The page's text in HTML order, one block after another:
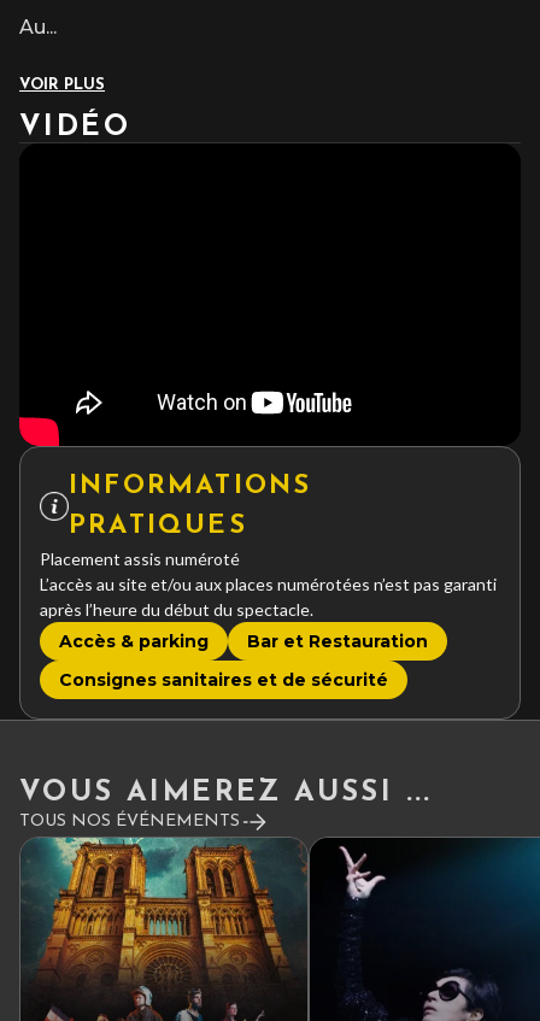
Au...
VOIR PLUS
VIDÉO
INFORMATIONS
PRATIQUES
Placement assis numéroté
L’accès au site et/ou aux places numérotées n’est pas garanti
après l’heure du début du spectacle.
Accès & parking
Bar et Restauration
Consignes sanitaires et de sécurité
VOUS AIMEREZ AUSSI ...
TOUS NOS ÉVÉNEMENTS